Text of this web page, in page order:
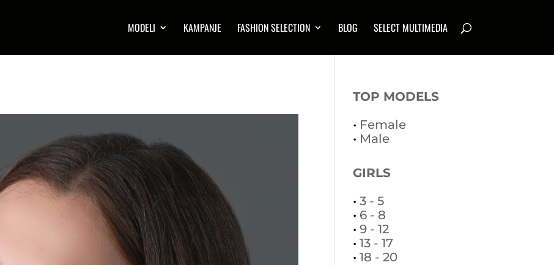
MODELI KAMPANJE FASHION SELECTION BLOG SELECT MULTIMEDIA
TOP MODELS
• Female
• Male
GIRLS
•3 - 5
• 6 - 8
•9 - 12
•13 - 17
•18 - 20